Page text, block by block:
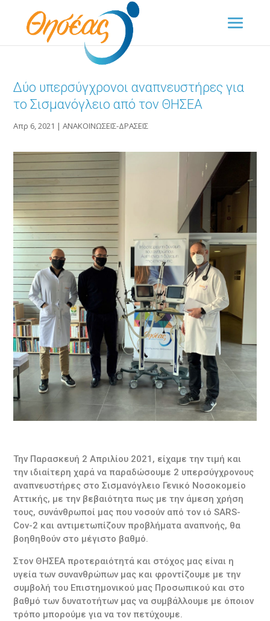
Δύο υπερσύγχρονοι αναπνευστήρες για
το Σισμανόγλειο από τον ΘΗΣΕΑ
Απρ 6, 2021 |ΑΝΑΚΟΙΝΩΣΕΙΣ-ΔΡΑΣΕΙΣ
Την Παρασκευή 2 Απριλίου 2021, είχαμε την τιμή και
την ιδιαίτερη χαρά να παραδώσουμε 2 υπερσύγχρονους
αναπνευστήρες στο Σισμανόγλειο Γενικό Νοσοκομείο
Αττικής, με την βεβαιότητα πως με την άμεση χρήση
τους, συνάνθρωποί μας που νοσούν από τον ιό SARS-
Cov-2 και αντιμετωπίζουν προβλήματα αναπνοής, θα
βοηθηθούν στο μέγιστο βαθμό.
Στον ΘΗΣΕΑ προτεραιότητά και στόχος μας είναι η
υγεία των συνανθρώπων μας και φροντίζουμε με την
συμβολή του Επιστημονικού μας Προσωπικού και στο
βαθμό των δυνατοτήτων μας να συμβάλλουμε με όποιον
τρόπο μπορούμε για να τον πετύχουμε.